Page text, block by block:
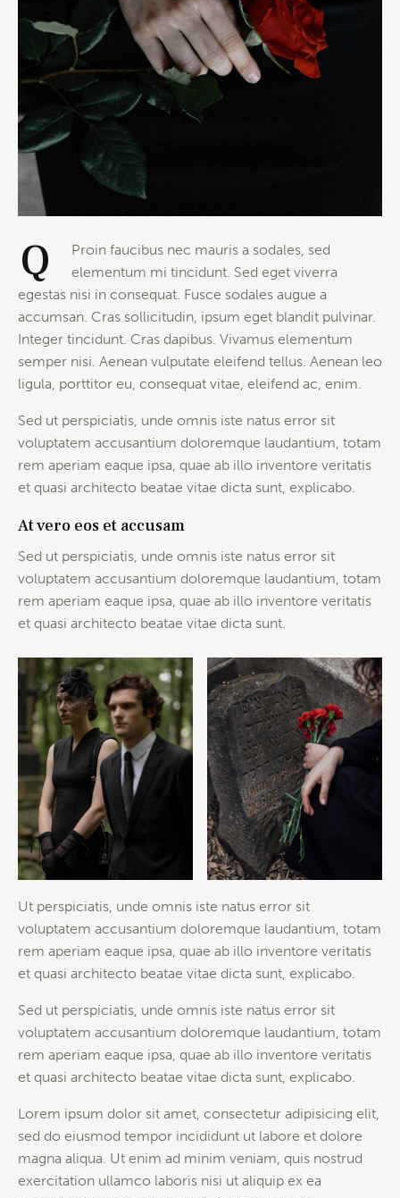
Q
Proin faucibus nec mauris a sodales, sed
elementum mi tincidunt. Sed eget viverra
egestas nisi in consequat. Fusce sodales augue a
accumsan. Cras sollicitudin, ipsum eget blandit pulvinar.
Integer tincidunt. Cras dapibus. Vivamus elementum
semper nisi. Aenean vulputate eleifend tellus. Aenean leo
ligula, porttitor eu, consequat vitae, eleifend ac, enim.
Sed ut perspiciatis, unde omnis iste natus error sit
voluptatem accusantium doloremque laudantium, totam
rem aperiam eaque ipsa, quae ab illo inventore veritatis
et quasi architecto beatae vitae dicta sunt, explicabo.
At vero eos et accusam
Sed ut perspiciatis, unde omnis iste natus error sit
voluptatem accusantium doloremque laudantium, totam
rem aperiam eaque ipsa, quae ab illo inventore veritatis
et quasi architecto beatae vitae dicta sunt.
Ut perspiciatis, unde omnis iste natus error sit
voluptatem accusantium doloremque laudantium, totam
rem aperiam eaque ipsa, quae ab illo inventore veritatis
et quasi architecto beatae vitae dicta sunt, explicabo.
Sed ut perspiciatis, unde omnis iste natus error sit
voluptatem accusantium doloremque laudantium, totam
rem aperiam eaque ipsa, quae ab illo inventore veritatis
et quasi architecto beatae vitae dicta sunt, explicabo.
Lorem ipsum dolor sit amet, consectetur adipisicing elit,
sed do eiusmod tempor incididunt ut labore et dolore
magna aliqua. Ut enim ad minim veniam, quis nostrud
exercitation ullamco laboris nisi ut aliquip ex ea